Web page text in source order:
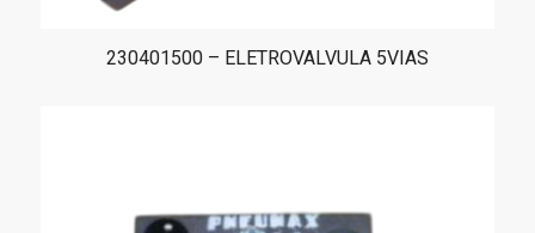
230401500 – ELETROVALVULA 5VIAS